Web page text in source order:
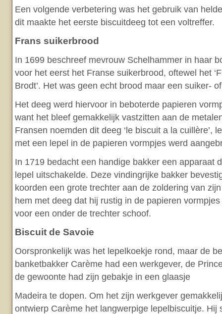
Een volgende verbetering was het gebruik van
dit maakte het eerste biscuitdeeg tot een voltreffer.
Frans suikerbrood
In 1699 beschreef mevrouw Schelhammer in haar
voor het eerst het Franse suikerbrood, oftewel het
Brodt’. Het was geen echt brood maar een suiker-
Het deeg werd hiervoor in beboterde papieren
want het bleef gemakkelijk vastzitten aan de
Fransen noemden dit deeg ‘le biscuit a la cuillère’,
met een lepel in de papieren vormpjes werd
In 1719 bedacht een handige bakker een apparaat
lepel uitschakelde. Deze vindingrijke bakker
koorden een grote trechter aan de zoldering van
hem met deeg dat hij rustig in de papieren
voor een onder de trechter schoof.
Biscuit de Savoie
Oorspronkelijk was het lepelkoekje rond, maar de
banketbakker Carème had een werkgever, de
de gewoonte had zijn gebakje in een glaasje
Madeira te dopen. Om het zijn werkgever
ontwierp Carème het langwerpige lepelbiscuitje. Hij